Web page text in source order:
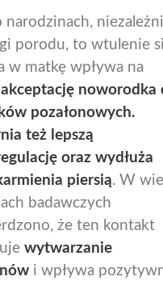
narodzinach,
porodu, to wtulenie
w matkę wpływa na
akceptację noworodka
pozałonowych.
też lepszą
oraz wydłuża
piersią. W
badawczych
że ten kontakt
wytwarzanie
i wpływa